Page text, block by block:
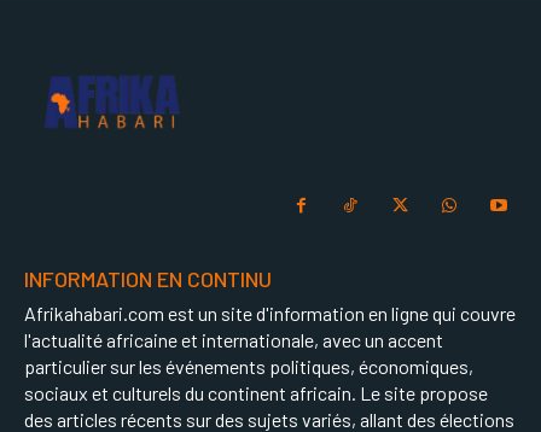
INFORMATION EN CONTINU
Afrikahabari.com est un site d'information en ligne qui couvre
l'actualité africaine et internationale, avec un accent
particulier sur les événements politiques, économiques,
sociaux et culturels du continent africain. Le site propose
des articles récents sur des sujets variés, allant des élections